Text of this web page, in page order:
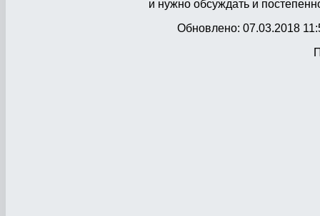
и нужно обсуждать и
Обновлено: 07.03.2018